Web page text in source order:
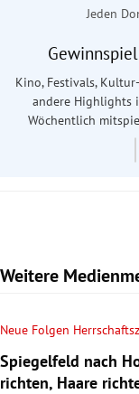
Jeden
Kino, Festivals,
andere Highlights
Wöchentlich
Weitere
Neue Folgen
Spiegelfeld nach
richten, Haare